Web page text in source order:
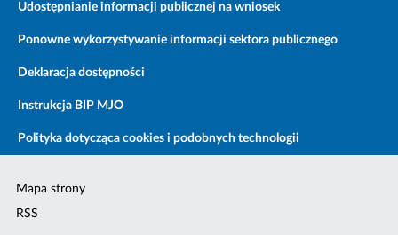
Udostępnianie informacji publicznej na wniosek
Ponowne wykorzystywanie informacji sektora publicznego
Deklaracja dostępności
Instrukcja BIP MJO
Polityka dotycząca cookies i podobnych technologii
Mapa strony
RSS